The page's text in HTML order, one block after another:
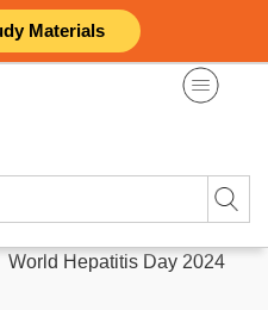
Materials
World Hepatitis Day 2024